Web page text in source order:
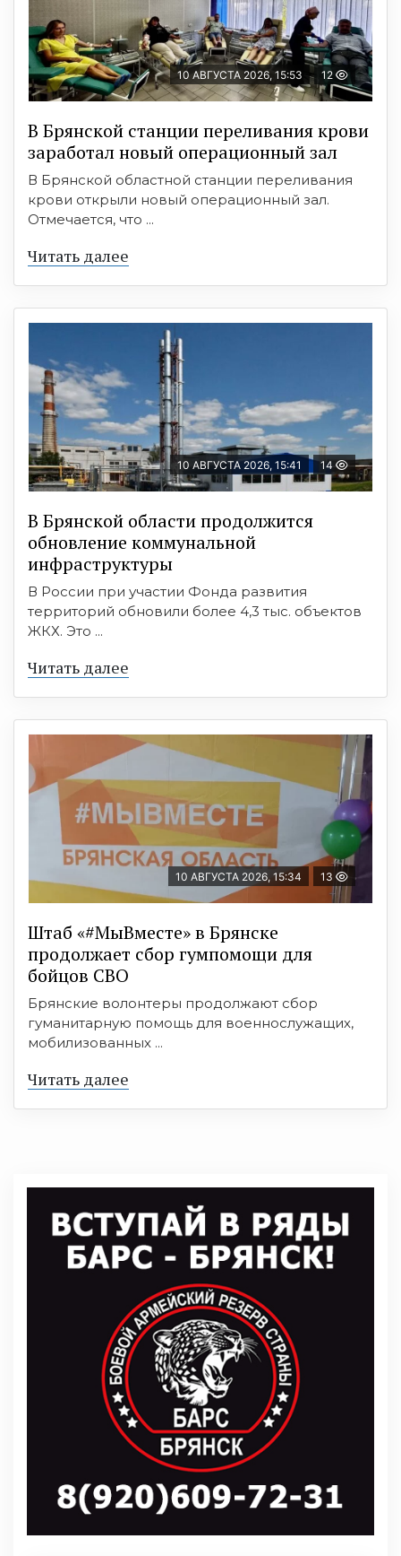
10 АВГУСТА 2026, 15:53 12
В Брянской станции переливания крови
заработал новый операционный зал
В Брянской областной станции переливания
крови открыли новый операционный зал.
Отмечается, что ...
Читать далее
10 АВГУСТА 2026, 15:41 14
В Брянской области продолжится
обновление коммунальной
инфраструктуры
В России при участии Фонда развития
территорий обновили более 4,3 тыс. объектов
ЖКХ. Это ...
Читать далее
10 АВГУСТА 2026, 15:34 13
Штаб «#МыВместе» в Брянске
продолжает сбор гумпомощи для
бойцов СВО
Брянские волонтеры продолжают сбор
гуманитарную помощь для военнослужащих,
мобилизованных ...
Читать далее